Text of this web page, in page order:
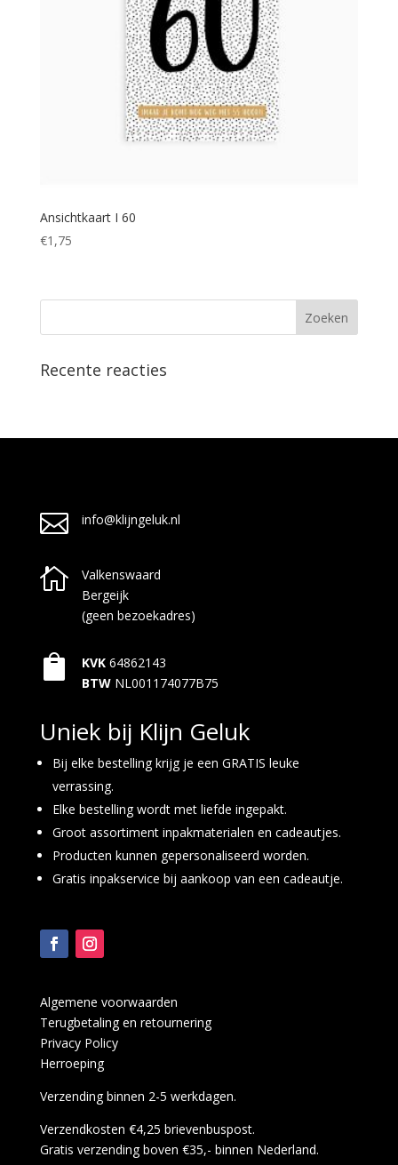
Ansichtkaart I 60
€1,75
Recente reacties
 info@klijngeluk.nl

Valkenswaard
Bergeijk
(geen bezoekadres)
 KVK 64862143
BTW NL001174077B75
Uniek bij Klijn Geluk
Bij elke bestelling krijg je een GRATIS leuke
verrassing.
Elke bestelling wordt met liefde ingepakt.
Groot assortiment inpakmaterialen en cadeautjes.
Producten kunnen gepersonaliseerd worden.
Gratis inpakservice bij aankoop van een cadeautje.
Algemene voorwaarden
Terugbetaling en retournering
Privacy Policy
Herroeping
Verzending binnen 2-5 werkdagen.
Verzendkosten €4,25 brievenbuspost.
Gratis verzending boven €35,- binnen Nederland.